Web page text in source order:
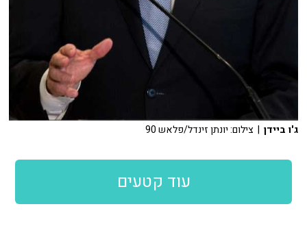
ג'ו ביידן | צילום: יונתן זינדל/פלאש 90
עוד קטעים